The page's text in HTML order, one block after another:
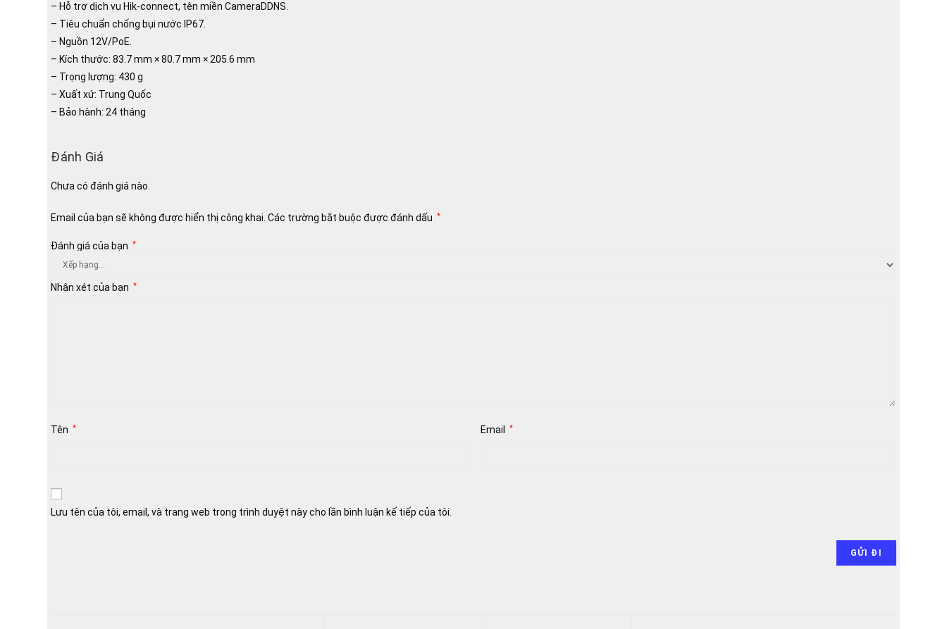
– Hỗ trợ dịch vụ Hik-connect, tên miền CameraDDNS.
– Tiêu chuẩn chống bụi nước IP67.
– Nguồn 12V/PoE.
– Kích thước: 83.7 mm × 80.7 mm × 205.6 mm
– Trọng lượng: 430 g
– Xuất xứ: Trung Quốc
– Bảo hành: 24 tháng
Đánh Giá
Chưa có đánh giá nào.
Email của bạn sẽ không được hiển thị công khai. Các trường bắt buộc được đánh dấu *
Đánh giá của bạn *
Nhận xét của bạn *
Tên * Email *
Lưu tên của tôi, email, và trang web trong trình duyệt này cho lần bình luận kế tiếp của tôi.